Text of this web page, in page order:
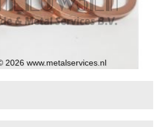
2026 www.metalservices.nl